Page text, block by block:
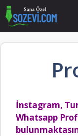
İçeriğe
atla
İnstagram,
Whatsapp